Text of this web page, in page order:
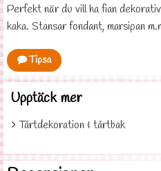
Perfekt när du vill ha fian
kaka. Stansar fondant, marsipan
Tipsa
Upptäck mer
Tårtdekoration & tårtbak